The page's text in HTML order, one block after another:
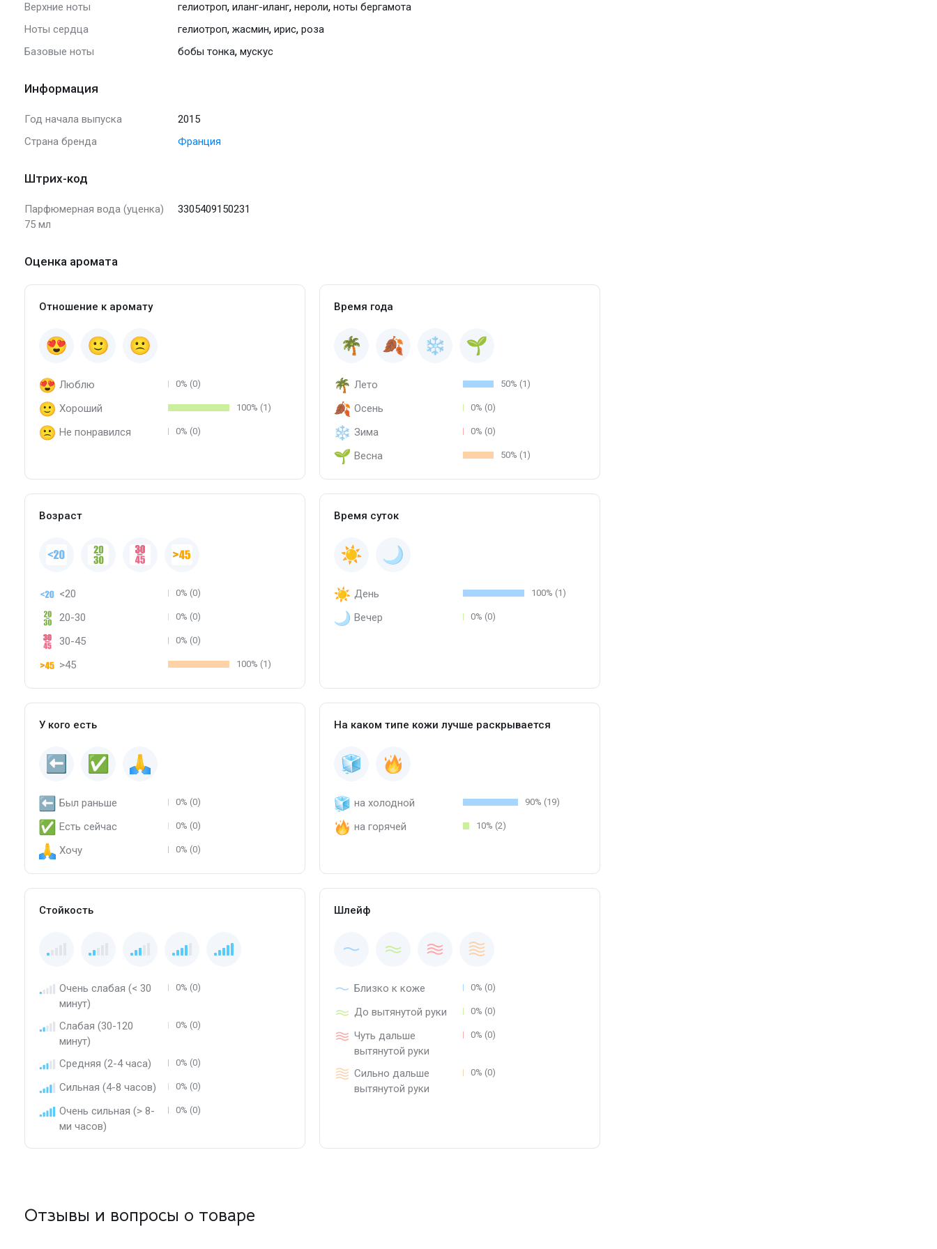
Верхние ноты
гелиотроп, иланг-иланг, нероли, ноты бергамота
Ноты сердца
гелиотроп, жасмин, ирис, роза
Базовые ноты
бобы тонка, мускус
Информация
Год начала выпуска
2015
Страна бренда
Франция
Штрих-код
Парфюмерная вода (уценка)
75 мл
3305409150231
Оценка аромата
Отношение к аромату
Люблю 0% (0)
Хороший 100% (1)
Не понравился 0% (0)
Время года
Лето 50% (1)
Осень 0% (0)
Зима 0% (0)
Весна 50% (1)
Возраст
<20 0% (0)
20-30 0% (0)
30-45 0% (0)
>45 100% (1)
Время суток
День 100% (1)
Вечер 0% (0)
У кого есть
Был раньше 0% (0)
Есть сейчас 0% (0)
Хочу 0% (0)
На каком типе кожи лучше раскрывается
на холодной 90% (19)
на горячей 10% (2)
Стойкость
Очень слабая (< 30
минут)
0% (0)
Слабая (30-120
минут)
0% (0)
Средняя (2-4 часа) 0% (0)
Сильная (4-8 часов) 0% (0)
Очень сильная (> 8-
ми часов)
0% (0)
Шлейф
Близко к коже 0% (0)
До вытянутой руки 0% (0)
Чуть дальше
вытянутой руки
0% (0)
Сильно дальше
вытянутой руки
0% (0)
Отзывы и вопросы о товаре